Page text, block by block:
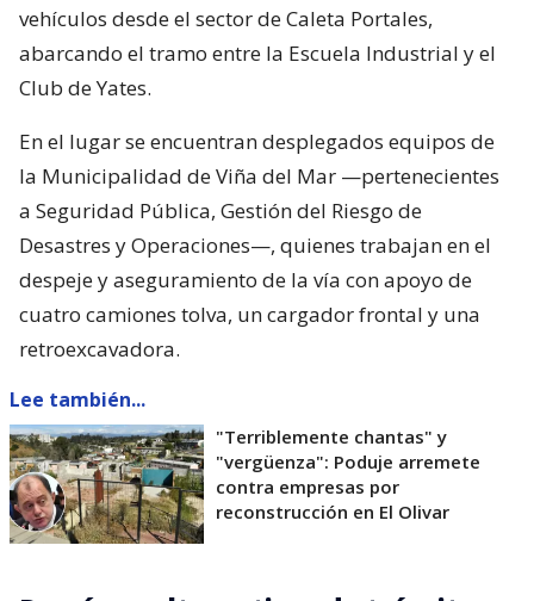
vehículos desde el sector de Caleta Portales,
abarcando el tramo entre la Escuela Industrial y el
Club de Yates.
En el lugar se encuentran desplegados equipos de
la Municipalidad de Viña del Mar —pertenecientes
a Seguridad Pública, Gestión del Riesgo de
Desastres y Operaciones—, quienes trabajan en el
despeje y aseguramiento de la vía con apoyo de
cuatro camiones tolva, un cargador frontal y una
retroexcavadora.
Lee también...
"Terriblemente chantas" y
"vergüenza": Poduje arremete
contra empresas por
reconstrucción en El Olivar